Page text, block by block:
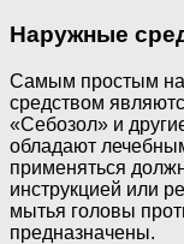
Наружные
Самым простым
средством
«Себозол» и
обладают
применяться
инструкцией или
мытья головы
предназначены.